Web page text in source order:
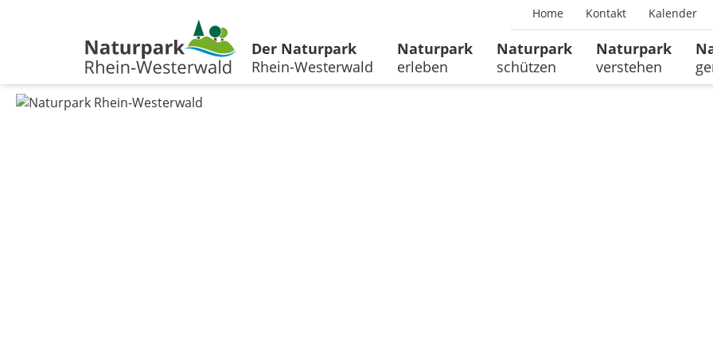
Home Kontakt Kalender
Der Naturpark
Rhein-Westerwald
Naturpark
erleben
Naturpark
schützen
Naturpark
verstehen